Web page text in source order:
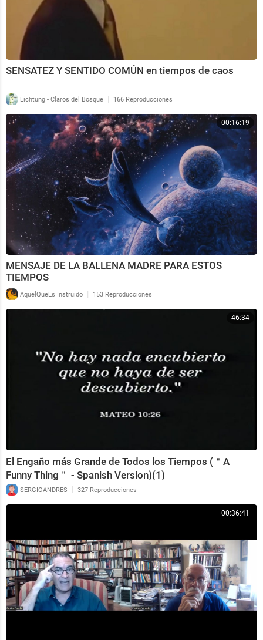
SENSATEZ Y SENTIDO COMÚN en tiempos de caos
Lichtung - Claros del Bosque | 166 Reproducciones
00:16:19
MENSAJE DE LA BALLENA MADRE PARA ESTOS
TIEMPOS
AquelQueEs Instruido | 153 Reproducciones
46:34
El Engaño más Grande de Todos los Tiempos (＂A
Funny Thing＂ - Spanish Version)(1)
SERGIOANDRES | 327 Reproducciones
00:36:41